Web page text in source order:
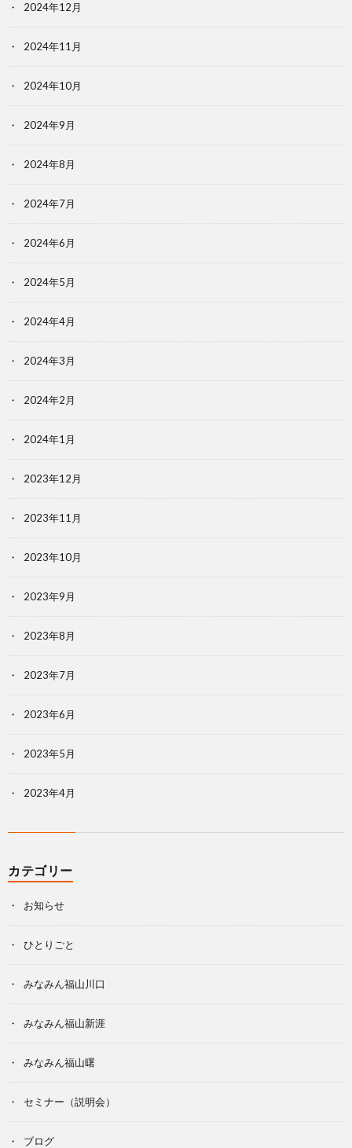
2024年12月
2024年11月
2024年10月
2024年9月
2024年8月
2024年7月
2024年6月
2024年5月
2024年4月
2024年3月
2024年2月
2024年1月
2023年12月
2023年11月
2023年10月
2023年9月
2023年8月
2023年7月
2023年6月
2023年5月
2023年4月
カテゴリー
お知らせ
ひとりごと
みなみん福山川口
みなみん福山新涯
みなみん福山曙
セミナー（説明会）
ブログ